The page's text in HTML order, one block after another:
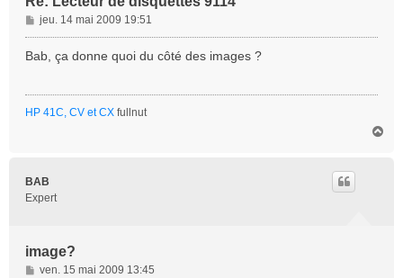
M
e
s
e
jeu. 14 mai 2009 19:51
Bab, ça donne quoi du côté des images ?
HP 41C, CV et CX fullnut
BAB
Expert
image?
M
ven. 15 mai 2009 13:45